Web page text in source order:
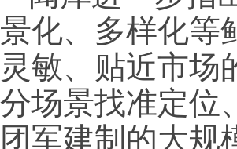
景化、多样化等
灵敏、贴近市场
分场景找准定位
团军建制的大规